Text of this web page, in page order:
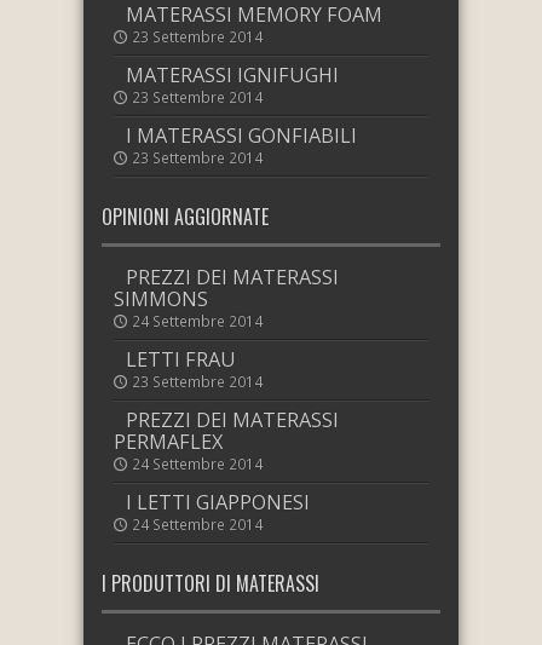
MATERASSI MEMORY FOAM
23 Settembre 2014
MATERASSI IGNIFUGHI
23 Settembre 2014
I MATERASSI GONFIABILI
23 Settembre 2014
OPINIONI AGGIORNATE
PREZZI DEI MATERASSI
SIMMONS
24 Settembre 2014
LETTI FRAU
23 Settembre 2014
PREZZI DEI MATERASSI
PERMAFLEX
24 Settembre 2014
I LETTI GIAPPONESI
24 Settembre 2014
I PRODUTTORI DI MATERASSI